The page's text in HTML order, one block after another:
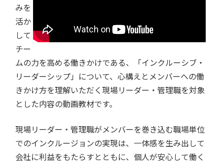
みを
活か
して
チー
ムの力を高める働きかけである、「インクルーシブ・
リーダーシップ」について、心構えとメンバーへの働
きかけ方を理解いただく現場リーダー・管理職を対象
とした内容の動画教材です。
現場リーダー・管理職がメンバーを巻き込む職場単位
でのインクルージョンの実現は、一体感を生み出して
会社に利益をもたらすとともに、個人が安心して働く